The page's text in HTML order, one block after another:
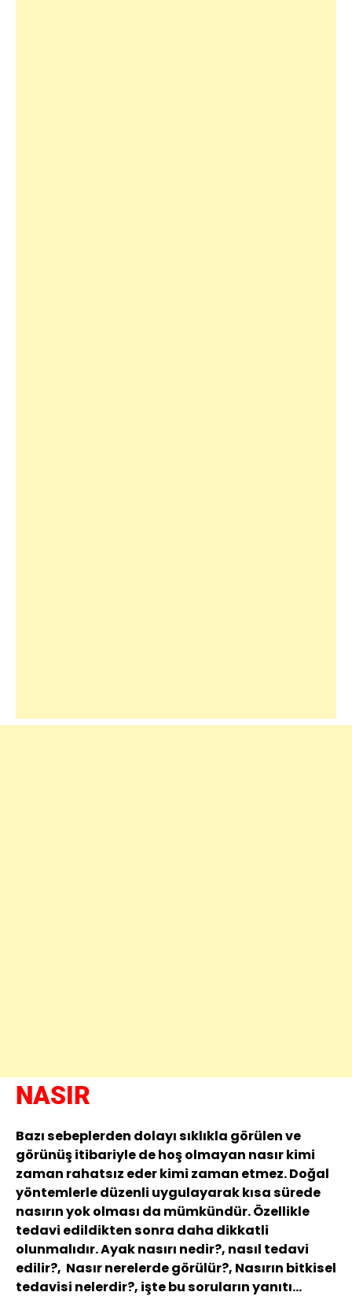
NASIR
Bazı sebeplerden dolayı sıklıkla görülen ve
görünüş itibariyle de hoş olmayan nasır kimi
zaman rahatsız eder kimi zaman etmez. Doğal
yöntemlerle düzenli uygulayarak kısa sürede
nasırın yok olması da mümkündür. Özellikle
tedavi edildikten sonra daha dikkatli
olunmalıdır. Ayak nasırı nedir?, nasıl tedavi
edilir?, Nasır nerelerde görülür?, Nasırın bitkisel
tedavisi nelerdir?, işte bu soruların yanıtı…